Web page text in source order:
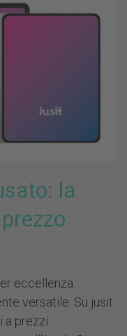
la
eccellenza.
versatile. Su jusit
a prezzi